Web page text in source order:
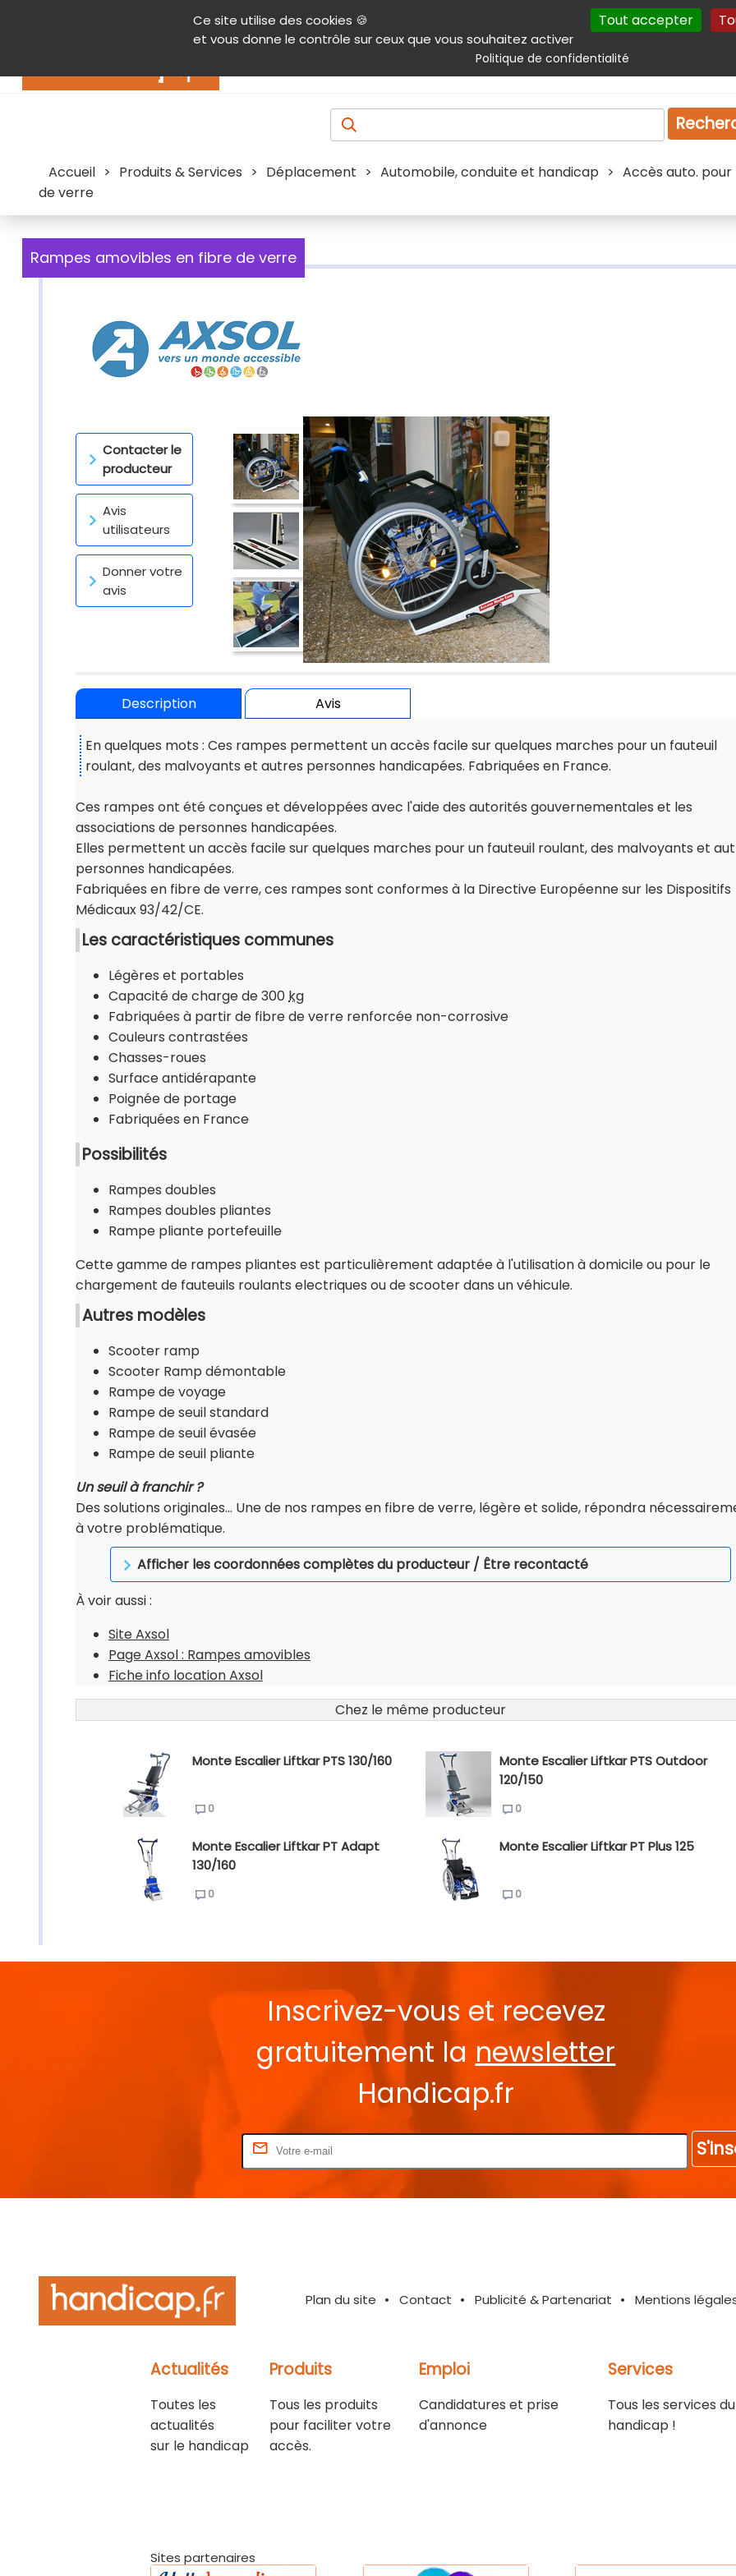
Ce site utilise des cookies 🍪
et vous donne le contrôle sur ceux que vous souhaitez activer
Tout accepter
Politique de confidentialité
Contenu Aide et accessibilité Menu principal Autres services Plan du site
Produits & services Emploi Droit
Accueil > Produits & Services > Déplacement > Automobile, conduite et handicap > Accès auto.
de verre
Rampes amovibles en fibre de verre
Contacter le
producteur
Avis
utilisateurs
Donner votre
avis
Description Avis
En quelques mots : Ces rampes permettent un accès facile sur quelques marches pour un fauteuil
roulant, des malvoyants et autres personnes handicapées. Fabriquées en France.
Ces rampes ont été conçues et développées avec l'aide des autorités gouvernementales et les
associations de personnes handicapées.
Elles permettent un accès facile sur quelques marches pour un fauteuil roulant, des malvoyants et
personnes handicapées.
Fabriquées en fibre de verre, ces rampes sont conformes à la Directive Européenne sur les Dispositifs
Médicaux 93/42/CE.
Les caractéristiques communes
Légères et portables
Capacité de charge de 300kg
Fabriquées à partir de fibre de verre renforcée non-corrosive
Couleurs contrastées
Chasses-roues
Surface antidérapante
Poignée de portage
Fabriquées en France
Possibilités
Rampes doubles
Rampes doubles pliantes
Rampe pliante portefeuille
Cette gamme de rampes pliantes est particulièrement adaptée à l'utilisation à domicile ou pour le
chargement de fauteuils roulants electriques ou de scooter dans un véhicule.
Autres modèles
Scooter ramp
Scooter Ramp démontable
Rampe de voyage
Rampe de seuil standard
Rampe de seuil évasée
Rampe de seuil pliante
Un seuil à franchir ?
Des solutions originales... Une de nos rampes en fibre de verre, légère et solide, répondra
à votre problématique.
Afficher les coordonnées complètes du producteur / Être recontacté
À voir aussi :
Site Axsol
Page Axsol : Rampes amovibles
Fiche info location Axsol
Chez le même producteur
Monte Escalier Liftkar PTS 130/160
0
Monte Escalier Liftkar PTS Outdoor
120/150
0
Monte Escalier Liftkar PT Adapt
130/160
0
Monte Escalier Liftkar PT Plus 125
0
Inscrivez-vous et recevez
gratuitement la newsletter
Handicap.fr
Plan du site Contact Publicité & Partenariat Mentions
Actualités
Toutes les
actualités
sur le handicap
Produits
Tous les produits
pour faciliter votre
accès.
Emploi
Candidatures et prise
d'annonce
Services
Tous les services du
handicap !
Sites partenaires